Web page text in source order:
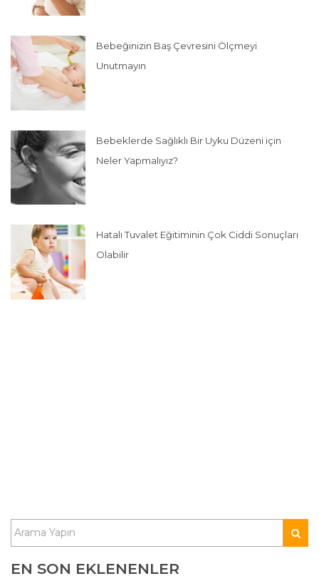
Bebeğinizin Baş Çevresini Ölçmeyi
Unutmayın
Bebeklerde Sağlıklı Bir Uyku Düzeni için
Neler Yapmalıyız?
Hatalı Tuvalet Eğitiminin Çok Ciddi Sonuçları
Olabilir
EN SON EKLENENLER